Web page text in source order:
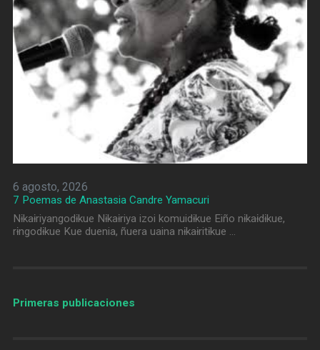
6 agosto, 2026
7 Poemas de Anastasia Candre Yamacuri
Nɨkaɨriyangodɨkue Nɨkaɨriya izoi komuidɨkue Eiño nɨkaɨdɨkue,
rɨngodɨkue Kue duenia, ñuera uaina nɨkaɨritɨkue …
Primeras publicaciones